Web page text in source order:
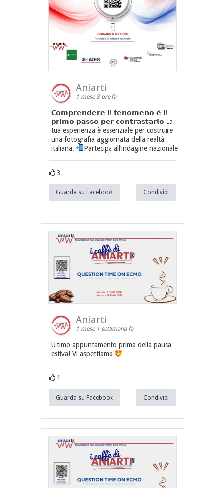
Aniarti
1 mese 8 ore fa
𝗖𝗼𝗺𝗽𝗿𝗲𝗻𝗱𝗲𝗿𝗲 𝗶𝗹 𝗳𝗲𝗻𝗼𝗺𝗲𝗻𝗼 𝗲̀ 𝗶𝗹
𝗽𝗿𝗶𝗺𝗼 𝗽𝗮𝘀𝘀𝗼 𝗽𝗲𝗿 𝗰𝗼𝗻𝘁𝗿𝗮𝘀𝘁𝗮𝗿𝗹𝗼 La
tua esperienza è essenziale per costruire
una fotografia aggiornata della realtà
italiana.
Partecipa all’indagine nazionale
3
Guarda su Facebook Condividi
Aniarti
1 mese 1 settimana fa
Ultimo appuntamento prima della pausa
estiva! Vi aspettiamo
1
Guarda su Facebook Condividi